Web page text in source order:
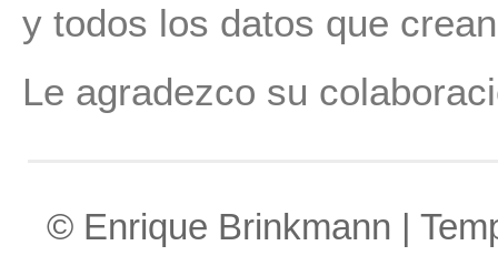
y todos los datos que
Le agradezco su
© Enrique Brinkmann |